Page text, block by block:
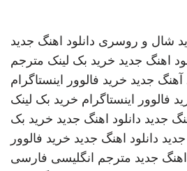
شال و روسری دانلود اهنگ جدید
اهنگ جدید خرید بک لینک مترجم
آهنگ جدید خرید فالوور اینستاگرام
فالوور اینستاگرام خرید بک لینک
جدید دانلود اهنگ جدید خرید بک
دانلود اهنگ جدید خرید فالوور
اهنگ جدید مترجم انگلیسی فارسی